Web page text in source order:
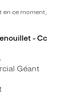
en ce moment,
- Cc
Géant